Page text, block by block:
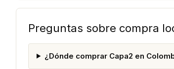
Preguntas sobre compra
¿Dónde comprar Capa2 en